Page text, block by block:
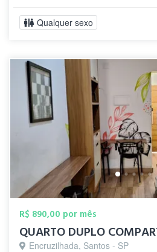
Qualquer sexo
R$ 890,00 por mês
Encruzilhada, Santos - SP